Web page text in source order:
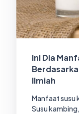
Ini Dia
Ilmiah
Manfaat susu
Susu